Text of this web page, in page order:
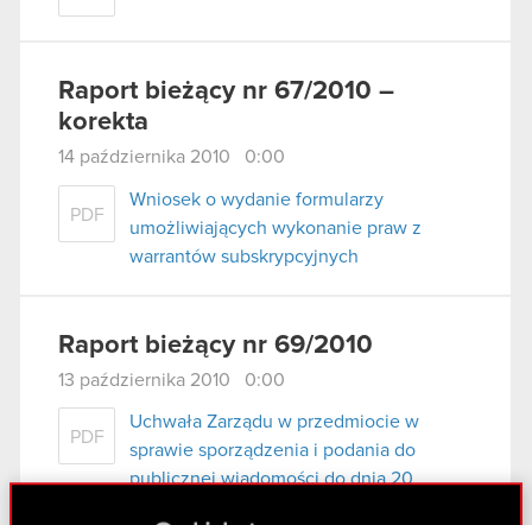
Raport bieżący nr 67/2010 –
korekta
14 października 2010 0:00
PDF
Wniosek o wydanie formularzy
umożliwiających wykonanie praw z
warrantów subskrypcyjnych
Raport bieżący nr 69/2010
13 października 2010 0:00
PDF
Uchwała Zarządu w przedmiocie w
sprawie sporządzenia i podania do
publicznej wiadomości do dnia 20